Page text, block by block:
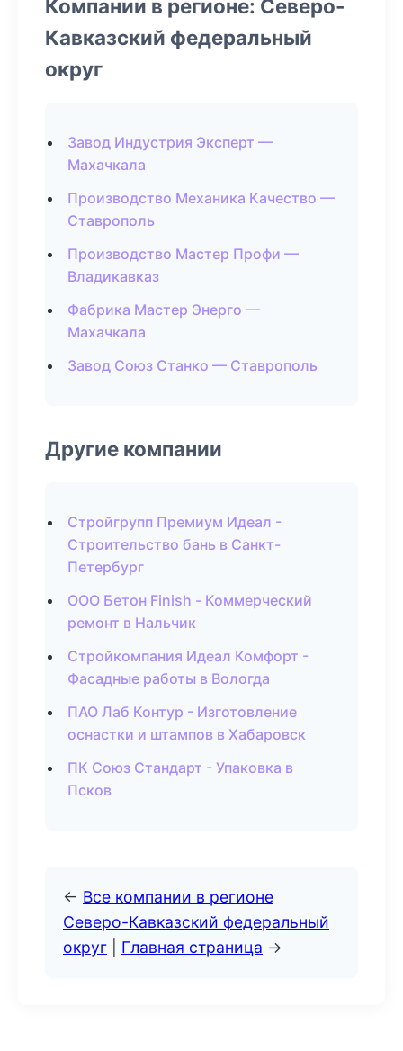
Компании в регионе: Северо-
Кавказский федеральный
округ
Завод Индустрия Эксперт —
Махачкала
Производство Механика Качество —
Ставрополь
Производство Мастер Профи —
Владикавказ
Фабрика Мастер Энерго —
Махачкала
Завод Союз Станко — Ставрополь
Другие компании
Стройгрупп Премиум Идеал -
Строительство бань в Санкт-
Петербург
ООО Бетон Finish - Коммерческий
ремонт в Нальчик
Стройкомпания Идеал Комфорт -
Фасадные работы в Вологда
ПАО Лаб Контур - Изготовление
оснастки и штампов в Хабаровск
ПК Союз Стандарт - Упаковка в
Псков
← Все компании в регионе
Северо-Кавказский федеральный
округ
Главная страница →